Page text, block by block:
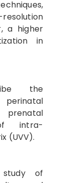
a higher
in
the
perinatal
prenatal
intra-
(UVV).
study of